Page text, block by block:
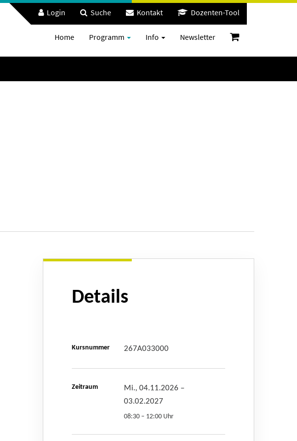
Login Suche Kontakt Dozenten-Tool
Home Programm Info Newsletter
Details
Kursnummer 267A033000
Zeitraum Mi., 04.11.2026 –
03.02.2027
08:30 – 12:00 Uhr